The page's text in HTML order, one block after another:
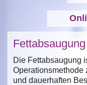
Fettabsaugung
Die Fettabsaugung
Operationsmethode
und dauerhaften